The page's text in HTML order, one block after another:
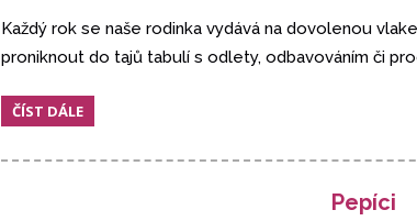
Každý rok se naše rodinka vydává na dovolenou
proniknout do tajů tabulí s odlety, odbavováním či
ČÍST DÁLE
Pepíci